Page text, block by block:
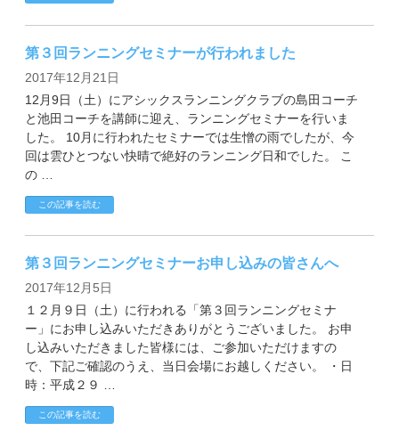
第３回ランニングセミナーが行われました
2017年12月21日
12月9日（土）にアシックスランニングクラブの島田コーチ
と池田コーチを講師に迎え、ランニングセミナーを行いま
した。 10月に行われたセミナーでは生憎の雨でしたが、今
回は雲ひとつない快晴で絶好のランニング日和でした。 こ
の …
この記事を読む
第３回ランニングセミナーお申し込みの皆さんへ
2017年12月5日
１２月９日（土）に行われる「第３回ランニングセミナ
ー」にお申し込みいただきありがとうございました。 お申
し込みいただきました皆様には、ご参加いただけますの
で、下記ご確認のうえ、当日会場にお越しください。 ・日
時：平成２９ …
この記事を読む